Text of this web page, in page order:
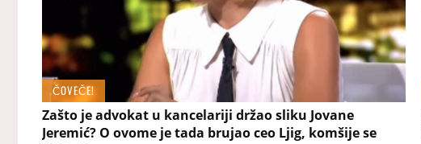
ČOVEČE!
Zašto je advokat u kancelariji držao sliku Jovane
Jeremić? O ovome je tada brujao ceo Ljig, komšije se